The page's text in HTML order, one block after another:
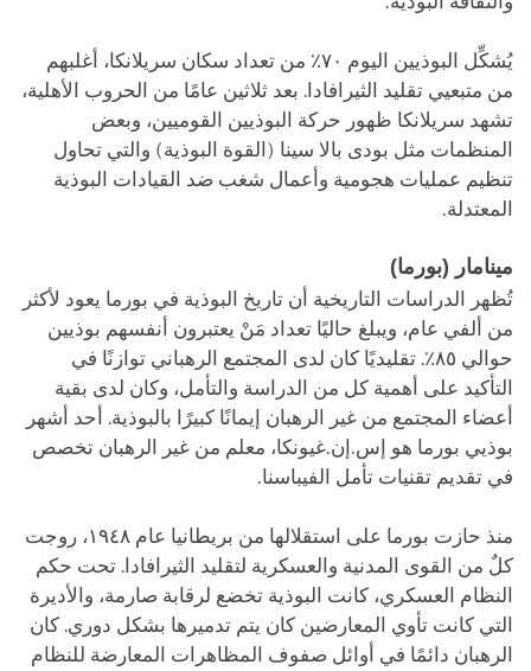
يُشكِّل البوذيين اليوم ٧٠٪ من تعداد سكان سريلانكا، أغلبهم
من متبعيي تقليد الثيرافادا. بعد ثلاثين عامًا من الحروب الأهلية،
تشهد سريلانكا ظهور حركة البوذيين القوميين، وبعض
المنظمات مثل بودى بالا سينا (القوة البوذية) والتي تحاول
تنظيم عمليات هجومية وأعمال شغب ضد القيادات البوذية
المعتدلة.
مينامار (بورما)
تُظهر الدراسات التاريخية أن تاريخ البوذية في بورما يعود لأكثر
من ألفي عام، ويبلغ حاليًا تعداد مَنْ يعتبرون أنفسهم بوذيين
حوالي ٨٥٪. تقليديًا كان لدى المجتمع الرهباني توازنًا في
التأكيد على أهمية كل من الدراسة والتأمل، وكان لدى بقية
أعضاء المجتمع من غير الرهبان إيمانًا كبيرًا بالبوذية. أحد أشهر
بوذيي بورما هو إس.إن.غيونكا، معلم من غير الرهبان تخصص
في تقديم تقنيات تأمل الفيباسنا.
منذ حازت بورما على استقلالها من بريطانيا عام ١٩٤٨، روجت
كلٌ من القوى المدنية والعسكرية لتقليد الثيرافادا. تحت حكم
النظام العسكري، كانت البوذية تخضع لرقابة صارمة، والأديرة
التي كانت تأوي المعارضين كان يتم تدميرها بشكل دوري. كان
الرهبان دائمًا في أوائل صفوف المظاهرات المعارضة للنظام